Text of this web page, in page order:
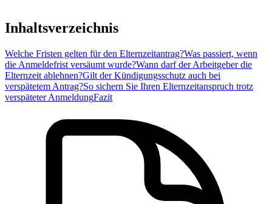
Inhaltsverzeichnis
Welche Fristen gelten für den Elternzeitantrag?Was passiert, wenn
die Anmeldefrist versäumt wurde?Wann darf der Arbeitgeber die
Elternzeit ablehnen?Gilt der Kündigungsschutz auch bei
verspätetem Antrag?So sichern Sie Ihren Elternzeitanspruch trotz
verspäteter AnmeldungFazit